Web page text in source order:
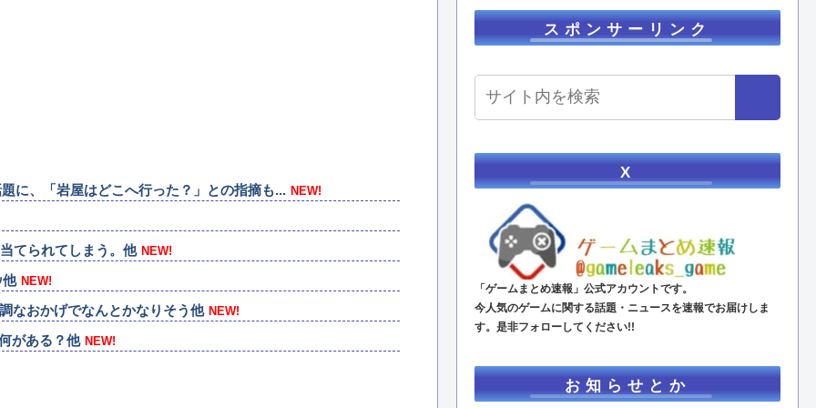
に、「岩屋はどこへ行った？」との指摘も... NEW!
てられてしまう。他 NEW!
他 NEW!
なおかげでなんとかなりそう他 NEW!
がある？他 NEW!
スポンサーリンク
X
「ゲームまとめ速報」公式アカウントです。
今人気のゲームに関する話題・ニュースを速報でお届けしま
す。是非フォローしてください!!
お知らせとか